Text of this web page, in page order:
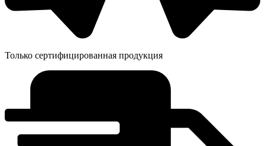
Только сертифицированная продукция